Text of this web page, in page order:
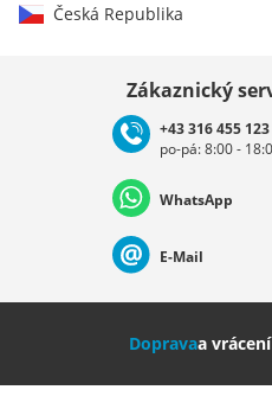
Česká Republika
Deutschland
Nederland Italia
Zákaznický
+43 316 455 123
po-pá: 8:00 -
WhatsApp
E-Mail
Dopravaa